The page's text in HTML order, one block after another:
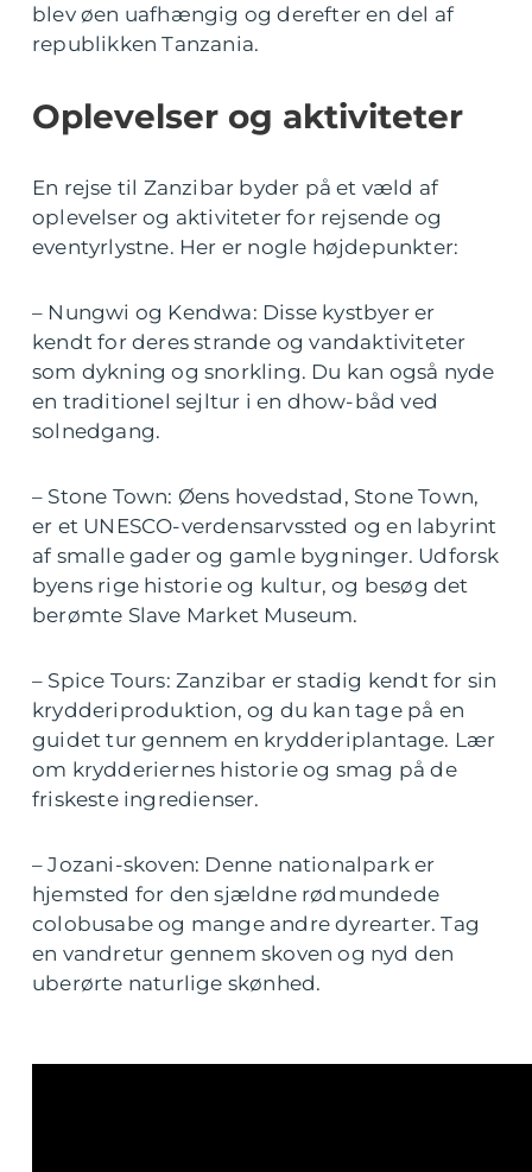
blev øen uafhængig og derefter en del af
republikken Tanzania.
Oplevelser og aktiviteter
En rejse til Zanzibar byder på et væld af
oplevelser og aktiviteter for rejsende og
eventyrlystne. Her er nogle højdepunkter:
– Nungwi og Kendwa: Disse kystbyer er
kendt for deres strande og vandaktiviteter
som dykning og snorkling. Du kan også nyde
en traditionel sejltur i en dhow-båd ved
solnedgang.
– Stone Town: Øens hovedstad, Stone Town,
er et UNESCO-verdensarvssted og en labyrint
af smalle gader og gamle bygninger. Udforsk
byens rige historie og kultur, og besøg det
berømte Slave Market Museum.
– Spice Tours: Zanzibar er stadig kendt for sin
krydderiproduktion, og du kan tage på en
guidet tur gennem en krydderiplantage. Lær
om krydderiernes historie og smag på de
friskeste ingredienser.
– Jozani-skoven: Denne nationalpark er
hjemsted for den sjældne rødmundede
colobusabe og mange andre dyrearter. Tag
en vandretur gennem skoven og nyd den
uberørte naturlige skønhed.